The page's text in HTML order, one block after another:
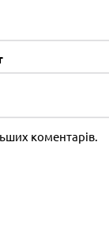
коментарів.